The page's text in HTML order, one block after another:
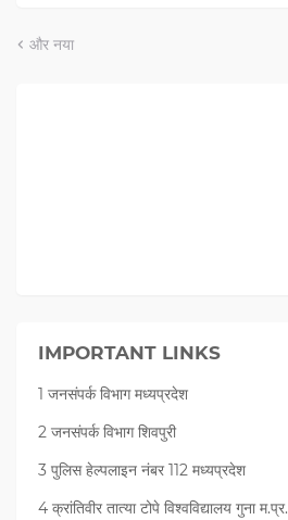
और नया
IMPORTANT LINKS
1 जनसंपर्क विभाग मध्यप्रदेश
2 जनसंपर्क विभाग शिवपुरी
3 पुलिस हेल्पलाइन नंबर 112 मध्‍यप्रदेश
4 क्रांतिवीर तात्या टोपे विश्वविद्यालय गुना म.प्र.